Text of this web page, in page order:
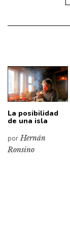
La posibilidad
de una isla
porHernán
Ronsino